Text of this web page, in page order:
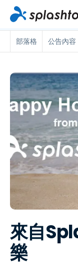
部落格 公告內容
來自
樂